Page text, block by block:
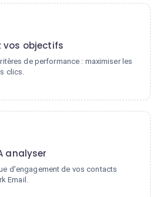
vos objectifs
de performance : maximiser les
clics.
analyser
d'engagement de vos contacts
Email.